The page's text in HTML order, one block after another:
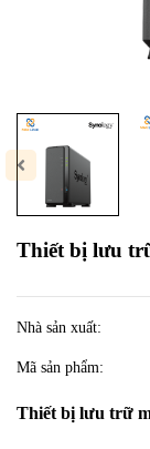
Thiết bị lưu
Nhà sản xuất:
Mã sản phẩm:
Thiết bị lưu trữ